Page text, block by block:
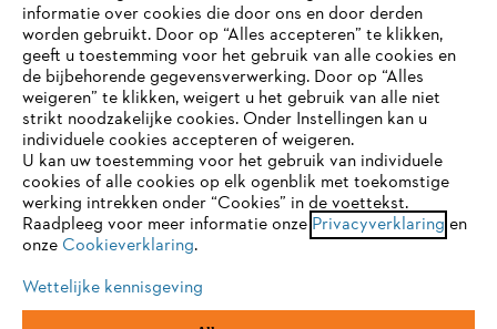
Contact
Gegevensbescherming Impressum
Cookie-informatie Juridische informatie
ANDREAS STIHL NV, Veurtstraat 117, 2870
België/Belgique
VAT Number: BE 0427.714.768
JE BROWSER WORDT NIET
ONDERSTEUND
Je gebruikt een browser die we nog niet ondersteunen. Om
onze website optimaal te kunnen gebruiken, raden we aan dat
je overschakelt op één van de volgende browsers:
firefox
safari edge
informatie over cookies die door ons en door derden
worden gebruikt. Door op “Alles accepteren” te klikken,
geeft u toestemming voor het gebruik van alle cookies en
de bijbehorende gegevensverwerking. Door op “Alles
weigeren” te klikken, weigert u het gebruik van alle niet
strikt noodzakelijke cookies. Onder Instellingen kan u
individuele cookies accepteren of weigeren.
U kan uw toestemming voor het gebruik van individuele
cookies of alle cookies op elk ogenblik met toekomstige
werking intrekken onder “Cookies” in de voettekst.
Raadpleeg voor meer informatie onze Privacyverklaring en
onze Cookieverklaring.
Wettelijke kennisgeving